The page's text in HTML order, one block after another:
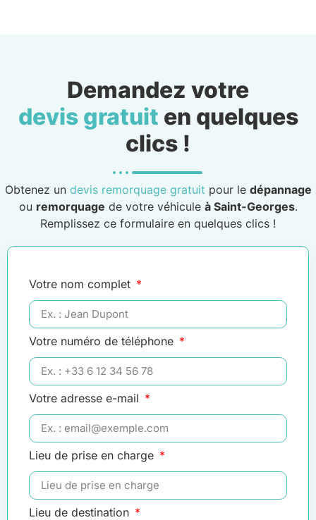
Demandez votre
devis gratuit en quelques
clics !
Obtenez un devis remorquage gratuit pour le dépannage
ou remorquage de votre véhicule à Saint-Georges.
Remplissez ce formulaire en quelques clics !
Votre nom complet
Votre numéro de téléphone
Votre adresse e-mail
Lieu de prise en charge
Lieu de destination